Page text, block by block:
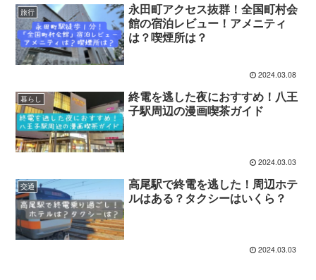
旅行
永田町アクセス抜群！全国町村会
館の宿泊レビュー！アメニティ
は？喫煙所は？
2024.03.08
暮らし
終電を逃した夜におすすめ！八王
子駅周辺の漫画喫茶ガイド
2024.03.03
交通
高尾駅で終電を逃した！周辺ホテ
ルはある？タクシーはいくら？
2024.03.03